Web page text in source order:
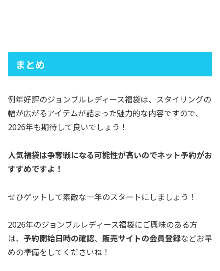
まとめ
例年好評のジョンブルレディース福袋は、スタイリングの
幅が広がるアイテムが詰まった魅力的な内容ですので、
2026年も期待して良いでしょう！
人気福袋は争奪戦になる可能性が高いのでネット予約がお
すすめですよ！
ぜひゲットして素敵な一年のスタートにしましょう！
2026年のジョンブルレディース福袋にご興味のある方
は、 予約開始日時の確認、 販売サイトの会員登録などお早
めの準備をしてくださいね！